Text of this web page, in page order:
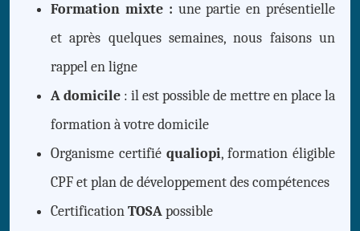
Formation mixte : une partie en présentielle
et après quelques semaines, nous faisons un
rappel en ligne
A domicile: il est possible de mettre en place la
formation à votre domicile
Organisme certifié qualiopi, formation éligible
CPF et plan de développement des compétences
CertificationTOSApossible